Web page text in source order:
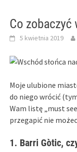
Co zobaczyć
5 kwietnia 2019
Moje ulubione
do niego wrócić
Wam listę „must
przegapić nie
1. Barri Gòtic,